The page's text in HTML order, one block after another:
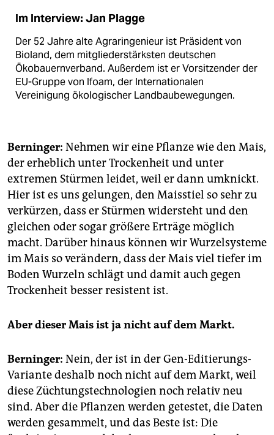
Im Interview: Jan Plagge
Der 52 Jahre alte Agraringenieur ist Präsident von
Bioland, dem mitgliederstärksten deutschen
Ökobauernverband. Außerdem ist er Vorsitzender der
EU-Gruppe von Ifoam, der Internationalen
Vereinigung ökologischer Landbaubewegungen.
Berninger: Nehmen wir eine Pflanze wie den Mais,
der erheblich unter Trockenheit und unter
extremen Stürmen leidet, weil er dann umknickt.
Hier ist es uns gelungen, den Maisstiel so sehr zu
verkürzen, dass er Stürmen widersteht und den
gleichen oder sogar größere Erträge möglich
macht. Darüber hinaus können wir Wurzelsysteme
im Mais so verändern, dass der Mais viel tiefer im
Boden Wurzeln schlägt und damit auch gegen
Trockenheit besser resistent ist.
Aber dieser Mais ist ja nicht auf dem Markt.
Berninger: Nein, der ist in der Gen-Editierungs-
Variante deshalb noch nicht auf dem Markt, weil
diese Züchtungstechnologien noch relativ neu
sind. Aber die Pflanzen werden getestet, die Daten
werden gesammelt, und das Beste ist: Die